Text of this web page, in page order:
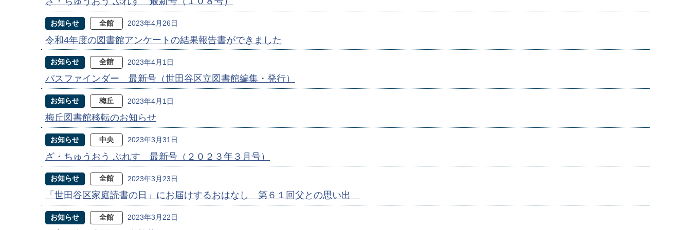
お知らせ 全館 2023年4月26日
令和4年度の図書館アンケートの結果報告書ができました
お知らせ 全館 2023年4月1日
パスファインダー 最新号（世田谷区立図書館編集・発行）
お知らせ 梅丘 2023年4月1日
梅丘図書館移転のお知らせ
お知らせ 中央 2023年3月31日
ざ・ちゅうおう ぷれす 最新号（２０２３年３月号）
お知らせ 全館 2023年3月23日
「世田谷区家庭読書の日」にお届けするおはなし 第６１回父との思い出
お知らせ 全館 2023年3月22日